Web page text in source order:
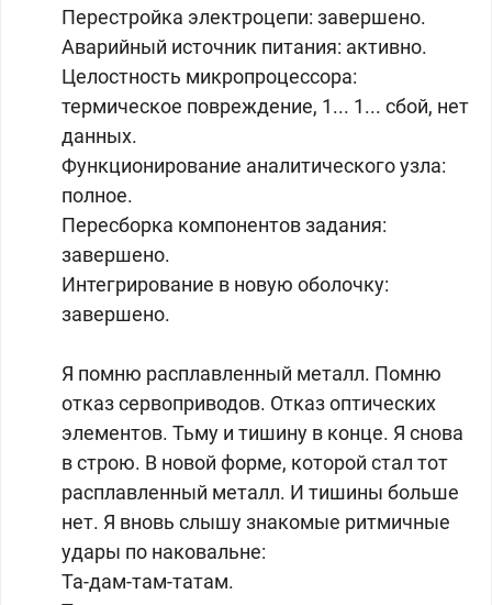
Перестройка электроцепи: завершено.
Аварийный источник питания: активно.
Целостность микропроцессора:
термическое повреждение, 1... 1... сбой, нет
данных.
Функционирование аналитического узла:
полное.
Пересборка компонентов задания:
завершено.
Интегрирование в новую оболочку:
завершено.
Я помню расплавленный металл. Помню
отказ сервоприводов. Отказ оптических
элементов. Тьму и тишину в конце. Я снова
в строю. В новой форме, которой стал тот
расплавленный металл. И тишины больше
нет. Я вновь слышу знакомые ритмичные
удары по наковальне:
Та-дам-там-татам.